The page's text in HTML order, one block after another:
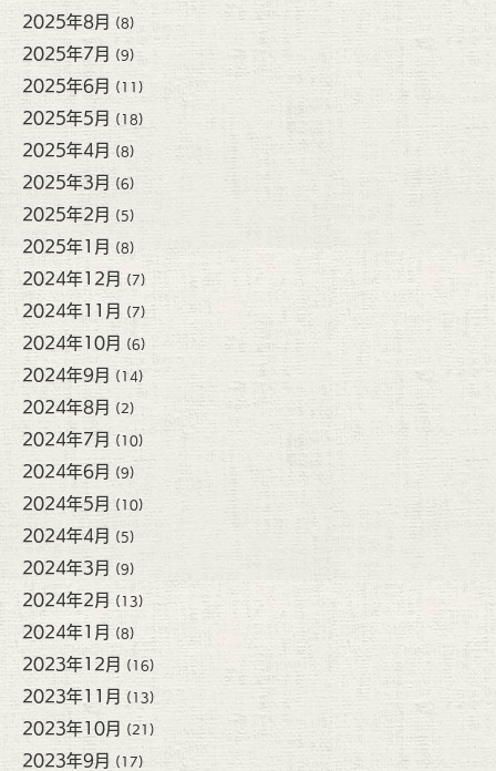
2025年8月 (8)
2025年7月 (9)
2025年6月 (11)
2025年5月 (18)
2025年4月 (8)
2025年3月 (6)
2025年2月 (5)
2025年1月 (8)
2024年12月 (7)
2024年11月 (7)
2024年10月 (6)
2024年9月 (14)
2024年8月 (2)
2024年7月 (10)
2024年6月 (9)
2024年5月 (10)
2024年4月 (5)
2024年3月 (9)
2024年2月 (13)
2024年1月 (8)
2023年12月 (16)
2023年11月 (13)
2023年10月 (21)
2023年9月 (17)